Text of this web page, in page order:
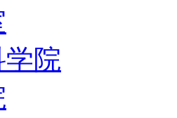
院